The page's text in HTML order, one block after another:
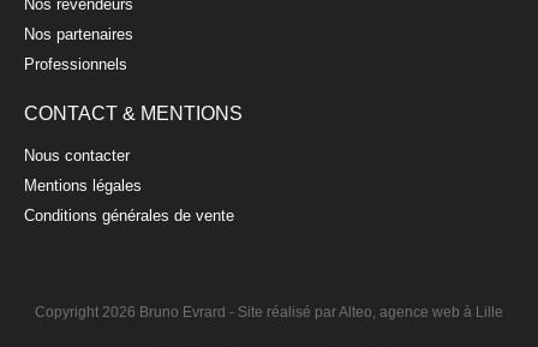
Nos revendeurs
Nos partenaires
Professionnels
CONTACT & MENTIONS
Nous contacter
Mentions légales
Conditions générales de vente
Copyright 2026 Bruno Evrard - Site réalisé par Alteo, agence web à Lille